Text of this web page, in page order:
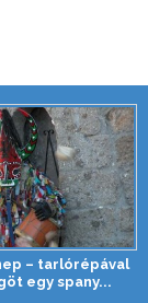
– tarlórépával
egy spany...